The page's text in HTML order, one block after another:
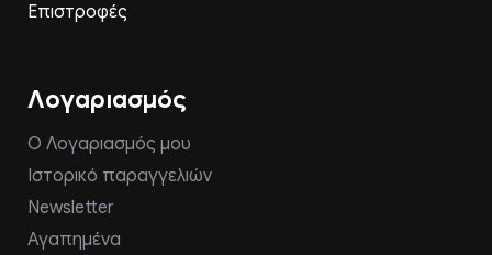
Επιστροφές
Λογαριασμός
Ο Λογαριασμός μου
Ιστορικό παραγγελιών
Newsletter
Αγαπημένα